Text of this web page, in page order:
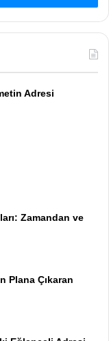
Adresi
Zamandan ve
Plana Çıkaran